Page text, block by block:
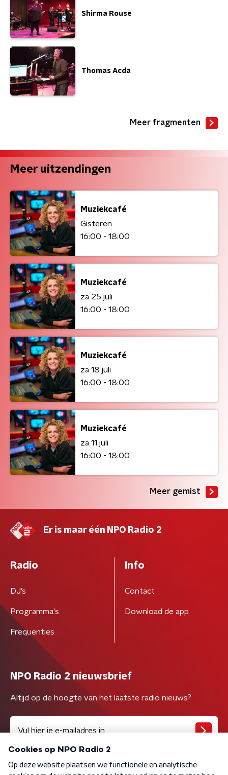
Shirma Rouse
Thomas Acda
Meer fragmenten
Meer uitzendingen
Muziekcafé
Gisteren
16:00 - 18:00
Muziekcafé
za 25 juli
16:00 - 18:00
Muziekcafé
za 18 juli
16:00 - 18:00
Muziekcafé
za 11 juli
16:00 - 18:00
Meer gemist
Er is maar één NPO Radio 2
Radio
DJ’s
Programma's
Frequenties
Info
Contact
Download de app
NPO Radio 2 nieuwsbrief
Altijd op de hoogte van het laatste radio nieuws?